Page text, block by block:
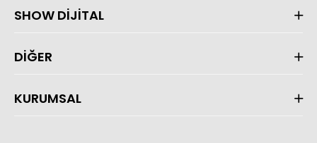
SHOW DİJİTAL
DİĞER
KURUMSAL